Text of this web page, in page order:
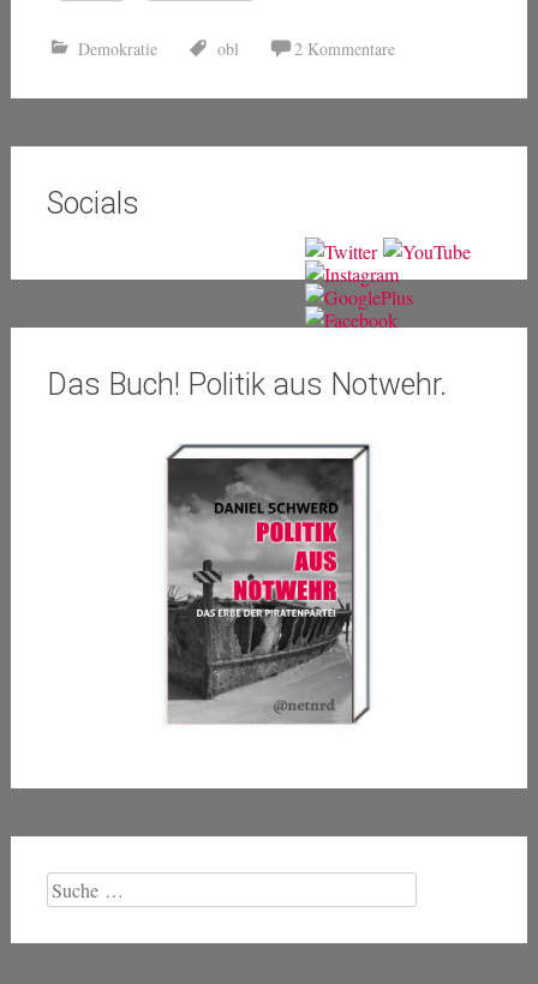
Demokratie obl 2 Kommentare
Socials
Das Buch! Politik aus Notwehr.
Suche
nach: